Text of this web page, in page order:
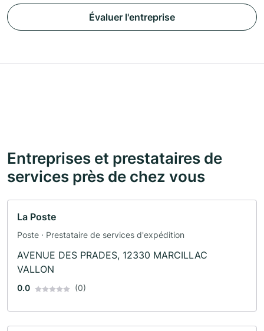
Évaluer l'entreprise
Entreprises et prestataires de
services près de chez vous
La Poste
Poste · Prestataire de services d'expédition
AVENUE DES PRADES, 12330 MARCILLAC
VALLON
0.0 (0)